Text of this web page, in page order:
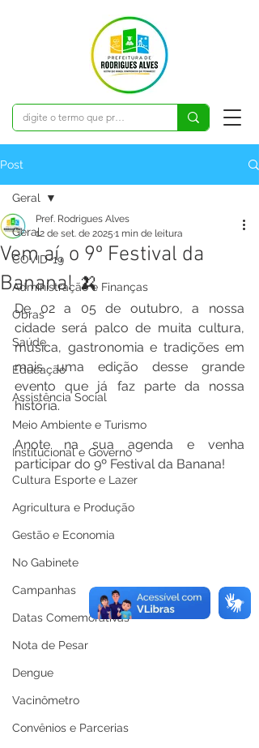
Post
Geral
COVID-19
Administração e Finanças
Obras
Saúde
Educação
Assistência Social
Meio Ambiente e Turismo
Institucional e Governo
Cultura Esporte e Lazer
Agricultura e Produção
Gestão e Economia
No Gabinete
Campanhas
Datas Comemorativas
Nota de Pesar
Dengue
Vacinômetro
Convênios e Parcerias
Geral
Vem aí, o 9º Festival da
Banana! 🍌
Pref. Rodrigues Alves
12 de set. de 2025 1 min de leitura
De 02 a 05 de outubro, a nossa
cidade será palco de muita cultura,
música, gastronomia e tradições em
mais uma edição desse grande
evento que já faz parte da nossa
história.
Anote na sua agenda e venha
participar do 9º Festival da Banana!